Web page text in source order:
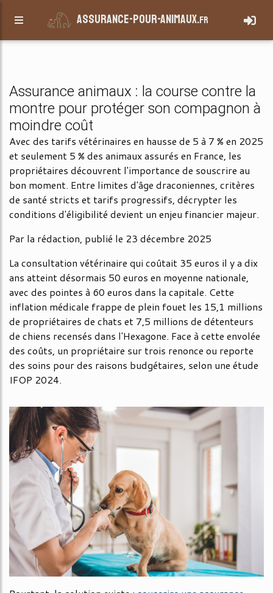
assurance-pour-animaux.fr
Assurance animaux : la course contre la
montre pour protéger son compagnon à
moindre coût
Avec des tarifs vétérinaires en hausse de 5 à 7 % en 2025
et seulement 5 % des animaux assurés en France, les
propriétaires découvrent l'importance de souscrire au
bon moment. Entre limites d'âge draconiennes, critères
de santé stricts et tarifs progressifs, décrypter les
conditions d'éligibilité devient un enjeu financier majeur.
Par la rédaction, publié le 23 décembre 2025
La consultation vétérinaire qui coûtait 35 euros il y a dix
ans atteint désormais 50 euros en moyenne nationale,
avec des pointes à 60 euros dans la capitale. Cette
inflation médicale frappe de plein fouet les 15,1 millions
de propriétaires de chats et 7,5 millions de détenteurs
de chiens recensés dans l'Hexagone. Face à cette envolée
des coûts, un propriétaire sur trois renonce ou reporte
des soins pour des raisons budgétaires, selon une étude
IFOP 2024.